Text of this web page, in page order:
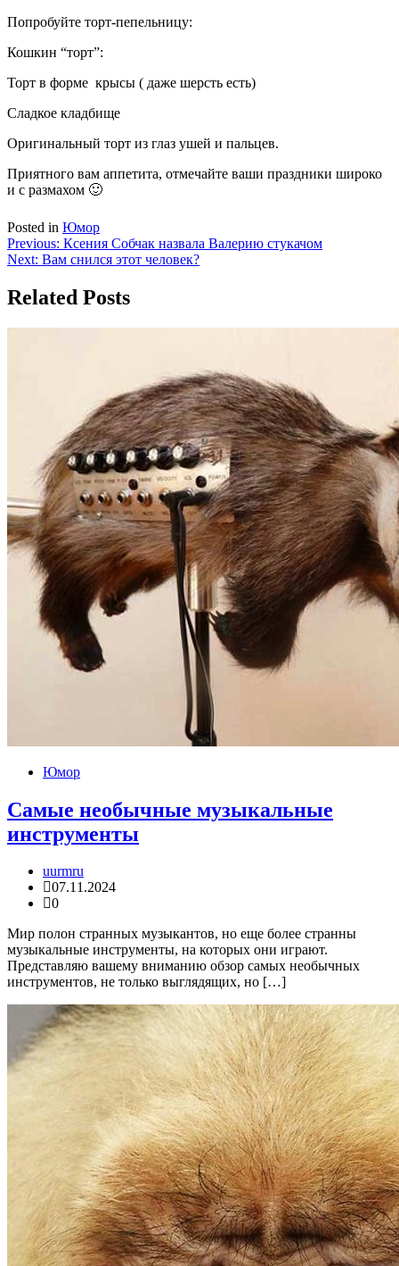
Попробуйте торт-пепельницу:
Кошкин “торт”:
Торт в форме крысы ( даже шерсть есть)
Сладкое кладбище
Оригинальный торт из глаз ушей и пальцев.
Приятного вам аппетита, отмечайте ваши праздники широко
и с размахом 🙂
Posted in Юмор
Навигация
по
записям
Previous: Ксения Собчак назвала Валерию стукачом
Next: Вам снился этот человек?
Related Posts
Юмор
Самые необычные музыкальные
инструменты
uurmru
07.11.2024
0
Мир полон странных музыкантов, но еще более странны
музыкальные инструменты, на которых они играют.
Представляю вашему вниманию обзор самых необычных
инструментов, не только выглядящих, но […]